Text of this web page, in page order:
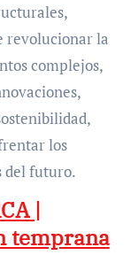
revolucionar la
complejos,
los
del futuro.
|
temprana